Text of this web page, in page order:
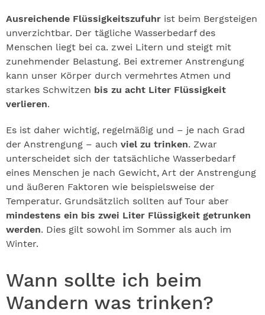
Ausreichende Flüssigkeitszufuhr ist beim Bergsteigen
unverzichtbar. Der tägliche Wasserbedarf des
Menschen liegt bei ca. zwei Litern und steigt mit
zunehmender Belastung. Bei extremer Anstrengung
kann unser Körper durch vermehrtes Atmen und
starkes Schwitzen bis zu acht Liter Flüssigkeit
verlieren.
Es ist daher wichtig, regelmäßig und – je nach Grad
der Anstrengung – auch viel zu trinken. Zwar
unterscheidet sich der tatsächliche Wasserbedarf
eines Menschen je nach Gewicht, Art der Anstrengung
und äußeren Faktoren wie beispielsweise der
Temperatur. Grundsätzlich sollten auf Tour aber
mindestens ein bis zwei Liter Flüssigkeit getrunken
werden. Dies gilt sowohl im Sommer als auch im
Winter.
Wann sollte ich beim
Wandern was trinken?